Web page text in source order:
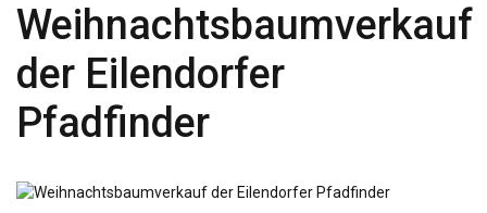
Weihnachtsbaumverkauf
der Eilendorfer
Pfadfinder